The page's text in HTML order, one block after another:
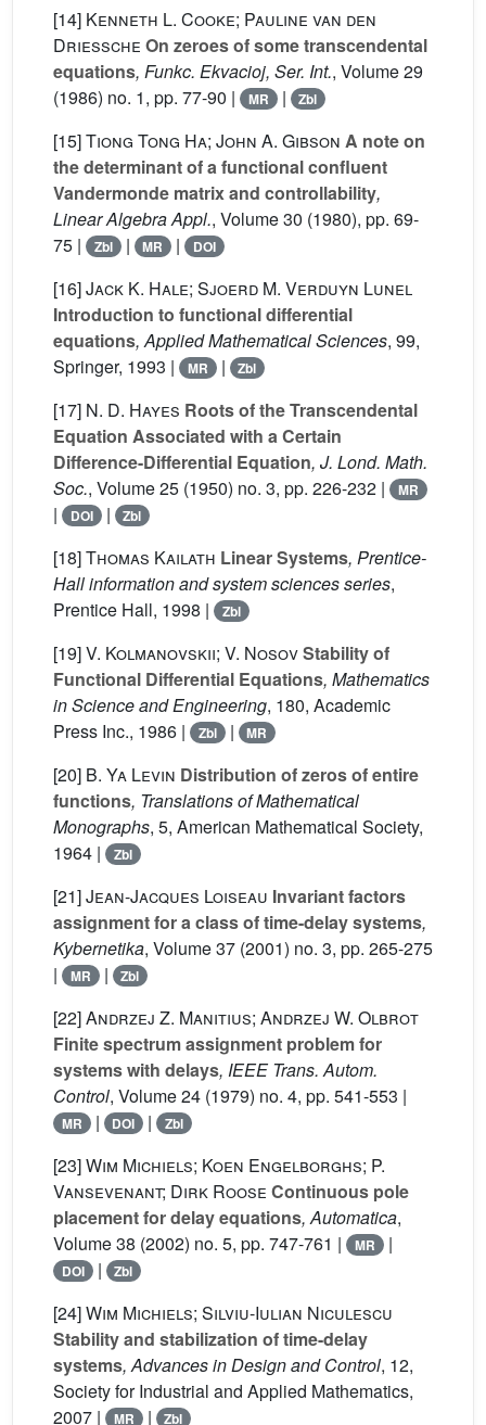
[14] Kenneth L. Cooke; Pauline van den
Driessche On zeroes of some transcendental
equations, Funkc. Ekvacioj, Ser. Int., Volume 29
(1986) no. 1, pp. 77-90 |
MR | Zbl
[15]Tiong Tong Ha; John A. Gibson A note on
the determinant of a functional confluent
Vandermonde matrix and controllability,
Linear Algebra Appl., Volume 30 (1980), pp. 69-
75 |
Zbl | MR | DOI
[16]Jack K. Hale; Sjoerd M. Verduyn Lunel
Introduction to functional differential
equations, Applied Mathematical Sciences, 99,
Springer, 1993 |
MR | Zbl
[17] N. D. Hayes Roots of the Transcendental
Equation Associated with a Certain
Difference-Differential Equation, J. Lond. Math.
Soc., Volume 25 (1950) no. 3, pp. 226-232 | MR
| DOI | Zbl
[18]Thomas Kailath Linear Systems, Prentice-
Hall information and system sciences series,
Prentice Hall, 1998 |
Zbl
[19]V. Kolmanovskii; V. NosovStability of
Functional Differential Equations, Mathematics
in Science and Engineering, 180, Academic
Press Inc., 1986 |
Zbl | MR
[20] B. Ya Levin Distribution of zeros of entire
functions, Translations of Mathematical
Monographs, 5, American Mathematical Society,
1964 |
Zbl
[21]Jean-Jacques Loiseau Invariant factors
assignment for a class of time-delay systems,
Kybernetika, Volume 37 (2001) no. 3, pp. 265-275
|
MR | Zbl
[22]Andrzej Z. Manitius; Andrzej W. Olbrot
Finite spectrum assignment problem for
systems with delays, IEEE Trans. Autom.
Control, Volume 24 (1979) no. 4, pp. 541-553 |
MR | DOI | Zbl
[23]Wim Michiels; Koen Engelborghs; P.
Vansevenant; Dirk Roose Continuous pole
placement for delay equations, Automatica,
Volume 38 (2002) no. 5, pp. 747-761 | MR |
DOI | Zbl
[24]Wim Michiels; Silviu-Iulian Niculescu
Stability and stabilization of time-delay
systems, Advances in Design and Control, 12,
Society for Industrial and Applied Mathematics,
2007 |
MR | Zbl